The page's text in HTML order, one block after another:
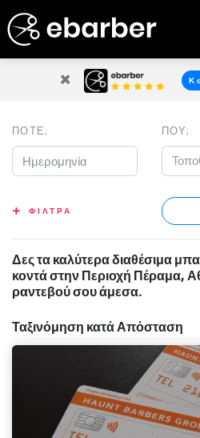
×
ΠΟΤΕ; ΠΟΥ;
ΦΙΛΤΡΑ
Δες τα καλύτερα διαθέσιμα
κοντά στην Περιοχή Πέραμα,
ραντεβού σου άμεσα.
Ταξινόμηση κατά Απόσταση